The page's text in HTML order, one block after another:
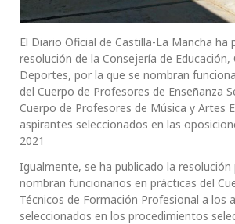
El Diario Oficial de Castilla-La Mancha ha
resolución de la Consejería de Educación,
Deportes, por la que se nombran
del Cuerpo de Profesores de Enseñanza
Cuerpo de Profesores de Música y Artes
aspirantes seleccionados en las
2021
Igualmente, se ha publicado la resolución
nombran funcionarios en prácticas del
Técnicos de Formación Profesional a los
seleccionados en los procedimientos